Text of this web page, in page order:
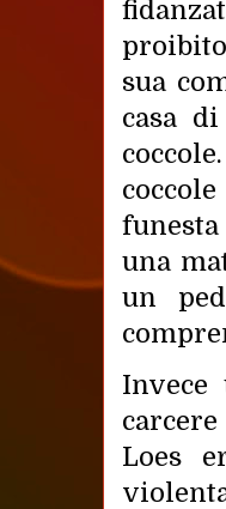
sua
casa
una
un
Invece
Loes